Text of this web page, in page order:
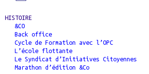
HISTOIRE
&CO
Back office
Cycle de Formation avec l’OPC
L’école flottante
Le Syndicat d’Initiatives Citoyennes
Marathon d’édition &Co